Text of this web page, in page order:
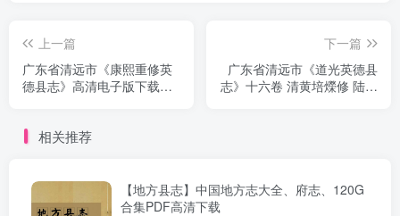
上一篇
广东省清远市《康熙重修英
德县志》高清电子版下载
下一篇
广东省清远市《道光英德县
志》十六卷 清黄培爃修 陆殿
相关推荐
【地方县志】中国地方志大全、府志、120G
合集PDF高清下载